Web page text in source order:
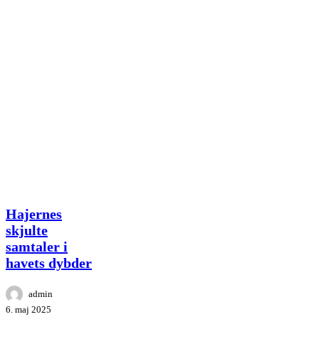
Hajernes
skjulte
samtaler
i
havets
Hajernes
skjulte
samtaler i
havets dybder
admin
6. maj 2025